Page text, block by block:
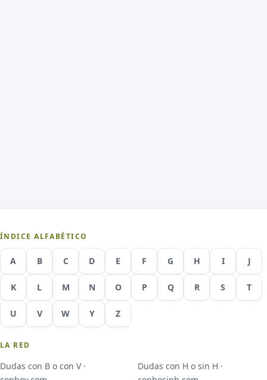
ÍNDICE ALFABÉTICO
A B C D E F G H I J
K L M N O P Q R S T
U V W Y Z
LA RED
Dudas con B o con V ·
Dudas con H o sin H ·